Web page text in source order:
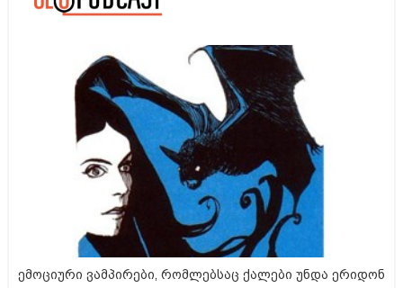
ემოციური ვამპირები, რომლებსაც ქალები უნდა ერიდონ